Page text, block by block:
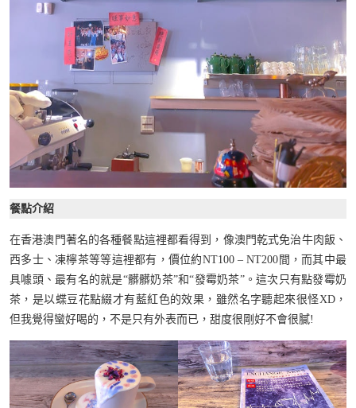
餐點介紹
在香港澳門著名的各種餐點這裡都看得到，像澳門乾式免治牛肉飯、
西多士、凍檸茶等等這裡都有，價位約NT100 – NT200間，而其中最
具噱頭、最有名的就是“髒髒奶茶”和“發霉奶茶”。這次只有點發霉奶
茶，是以蝶豆花點綴才有藍紅色的效果，雖然名字聽起來很怪XD，
但我覺得蠻好喝的，不是只有外表而已，甜度很剛好不會很膩!